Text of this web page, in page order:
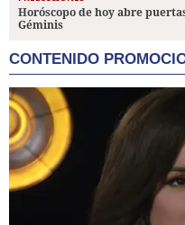
Horóscopo de hoy abre
Géminis
CONTENIDO